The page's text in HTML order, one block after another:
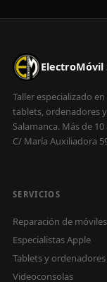
ElectroMóvil
Taller especializado
tablets, ordenadores
Salamanca. Más de
C/ María Auxiliadora
SERVICIOS
Reparación de móviles
Especialistas Apple
Tablets y ordenadores
Videoconsolas